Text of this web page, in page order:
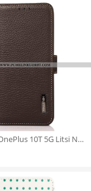
Flip Case OnePlus 10T 5G Litsi Nahka Khazneh Rfid